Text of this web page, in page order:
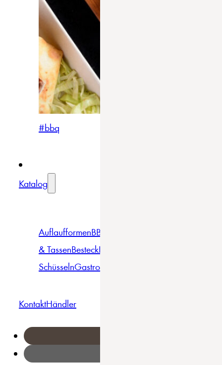
#bbq
Katalog
AuflaufformenBBQ
& TassenBesteckBowls &
SchüsselnGastro
KontaktHändler